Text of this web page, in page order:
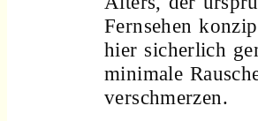
Fernsehen
hier sicherlich
minimale
verschmerzen.